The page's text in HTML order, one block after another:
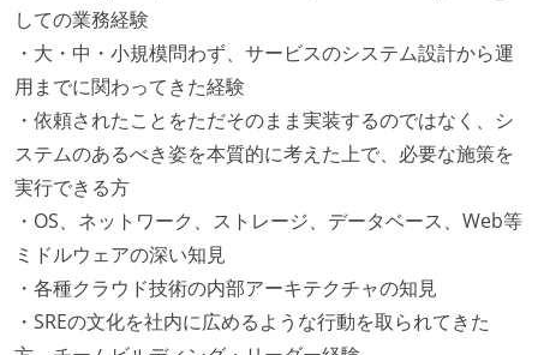
しての業務経験
・大・中・小規模問わず、サービスのシステム設計から運
用までに関わってきた経験
・依頼されたことをただそのまま実装するのではなく、シ
ステムのあるべき姿を本質的に考えた上で、必要な施策を
実行できる方
・OS、ネットワーク、ストレージ、データベース、Web等
ミドルウェアの深い知見
・各種クラウド技術の内部アーキテクチャの知見
・SREの文化を社内に広めるような行動を取られてきた